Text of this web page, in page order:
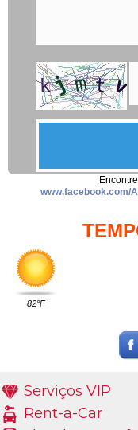
www.facebook.com/
82°F
Serviços VIP
Rent-a-Car